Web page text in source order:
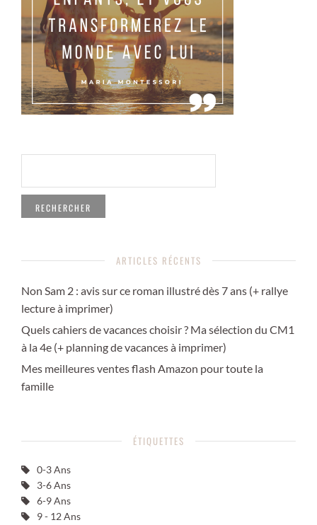
ARTICLES RÉCENTS
Non Sam 2 : avis sur ce roman illustré dès 7 ans (+ rallye
lecture à imprimer)
Quels cahiers de vacances choisir ? Ma sélection du CM1
à la 4e (+ planning de vacances à imprimer)
Mes meilleures ventes flash Amazon pour toute la
famille
ÉTIQUETTES
0-3 Ans
3-6 Ans
6-9 Ans
9 - 12 Ans